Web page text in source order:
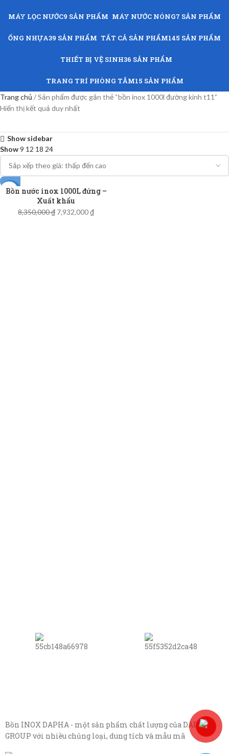
MÁY LỌC NƯỚC9 SẢN PHẨM MÁY NƯỚC NÓNG7 SẢN PHẨM
ỐNG NHỰA39 SẢN PHẨM TẤT CẢ SẢN PHẨM145 SẢN PHẨM
THIẾT BỊ VỆ SINH36 SẢN PHẨM
TRANG TRÍ PHÒNG TẮM15 SẢN PHẨM
Trang chủ
Sản phẩm được gắn thẻ “bồn inox 1000l đường kinh t11”
Hiển thị kết quả duy nhất
Show sidebar
Show9 12 18 24
-5%
Bồn nước inox 1000L đứng –
Xuất khẩu
8,350,000₫ 7,932,000₫
Bồn INOX DAPHA - một sản phẩm chất lượng của DAPHA
GROUP với nhiều chủng loại, dung tích và mẫu mã